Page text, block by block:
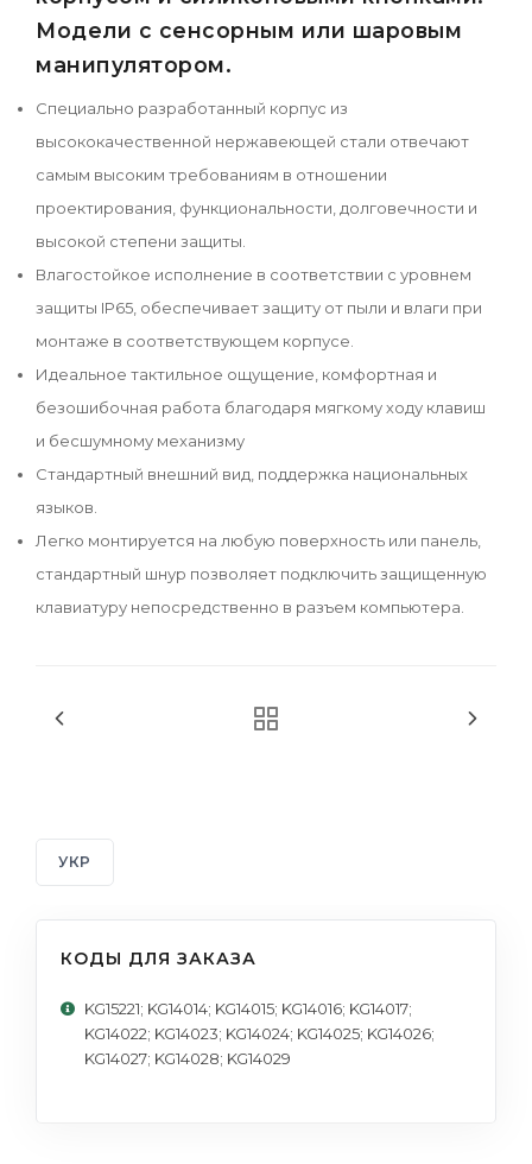
Модели с сенсорным или шаровым
манипулятором.
Специально разработанный корпус из
высококачественной нержавеющей стали отвечают
самым высоким требованиям в отношении
проектирования, функциональности, долговечности и
высокой степени защиты.
Влагостойкое исполнение в соответствии с уровнем
защиты IP65, обеспечивает защиту от пыли и влаги при
монтаже в соответствующем корпусе.
Идеальное тактильное ощущение, комфортная и
безошибочная работа благодаря мягкому ходу клавиш
и бесшумному механизму
Стандартный внешний вид, поддержка национальных
языков.
Легко монтируется на любую поверхность или панель,
стандартный шнур позволяет подключить защищенную
клавиатуру непосредственно в разъем компьютера.
УКР
КОДЫ ДЛЯ ЗАКАЗА
KG15221; KG14014; KG14015; KG14016; KG14017;
KG14022; KG14023; KG14024; KG14025; KG14026;
KG14027; KG14028; KG14029